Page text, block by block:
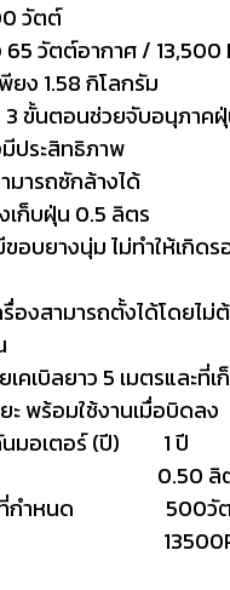
วัตต์
วัตต์อากาศ / 13,500
ยง 1.58 กิโลกรัม
ขั้นตอนช่วยจับอนุภาค
ประสิทธิภาพ
มารถซักล้างได้
เก็บฝุ่น 0.5 ลิตร
อบยางนุ่ม ไม่ทำให้เกิด
รื่องสามารถตั้งได้โดยไม่
คเบิลยาว 5 เมตรและที่เ
ะ พร้อมใช้งานเมื่อบิดลง
นมอเตอร์ (ปี) 1 ปี
จุ 0.50 ลิต
าที่กำหนด 500วั
ด